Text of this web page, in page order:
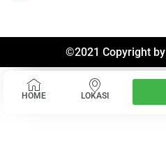
©2021 Copyright by
HOME LOKASI